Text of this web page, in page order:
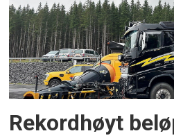
Rekordhøyt